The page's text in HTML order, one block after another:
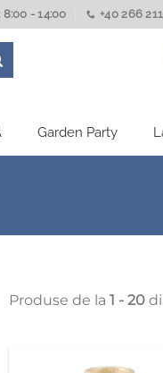
- 14:00 +40 266
Garden Party
Produse de la 1 - 20